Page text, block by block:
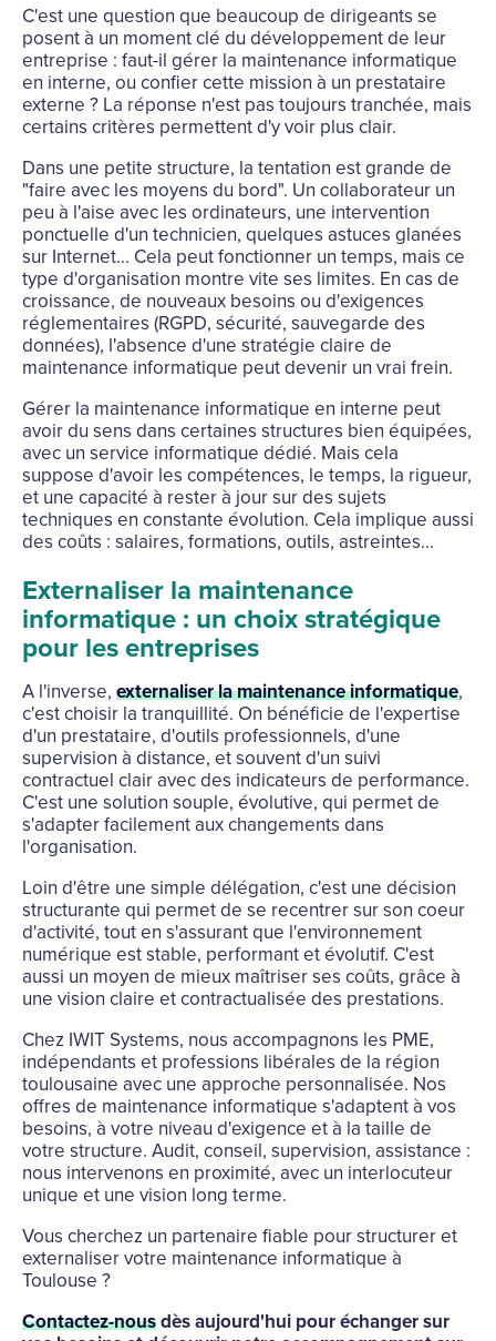
C'est une question que beaucoup de dirigeants se
posent à un moment clé du développement de leur
entreprise : faut-il gérer la maintenance informatique
en interne, ou confier cette mission à un prestataire
externe ? La réponse n'est pas toujours tranchée, mais
certains critères permettent d'y voir plus clair.
Dans une petite structure, la tentation est grande de
"faire avec les moyens du bord". Un collaborateur un
peu à l'aise avec les ordinateurs, une intervention
ponctuelle d'un technicien, quelques astuces glanées
sur Internet... Cela peut fonctionner un temps, mais ce
type d'organisation montre vite ses limites. En cas de
croissance, de nouveaux besoins ou d'exigences
réglementaires (RGPD, sécurité, sauvegarde des
données), l'absence d'une stratégie claire de
maintenance informatique peut devenir un vrai frein.
Gérer la maintenance informatique en interne peut
avoir du sens dans certaines structures bien équipées,
avec un service informatique dédié. Mais cela
suppose d'avoir les compétences, le temps, la rigueur,
et une capacité à rester à jour sur des sujets
techniques en constante évolution. Cela implique aussi
des coûts : salaires, formations, outils, astreintes...
Externaliser la maintenance
informatique : un choix stratégique
pour les entreprises
A l'inverse, externaliser la maintenance informatique,
c'est choisir la tranquillité. On bénéficie de l'expertise
d'un prestataire, d'outils professionnels, d'une
supervision à distance, et souvent d'un suivi
contractuel clair avec des indicateurs de performance.
C'est une solution souple, évolutive, qui permet de
s'adapter facilement aux changements dans
l'organisation.
Loin d'être une simple délégation, c'est une décision
structurante qui permet de se recentrer sur son coeur
d'activité, tout en s'assurant que l'environnement
numérique est stable, performant et évolutif. C'est
aussi un moyen de mieux maîtriser ses coûts, grâce à
une vision claire et contractualisée des prestations.
Chez IWIT Systems, nous accompagnons les PME,
indépendants et professions libérales de la région
toulousaine avec une approche personnalisée. Nos
offres de maintenance informatique s'adaptent à vos
besoins, à votre niveau d'exigence et à la taille de
votre structure. Audit, conseil, supervision, assistance :
nous intervenons en proximité, avec un interlocuteur
unique et une vision long terme.
Vous cherchez un partenaire fiable pour structurer et
externaliser votre maintenance informatique à
Toulouse ?
Contactez-nousdès aujourd'hui pour échanger sur